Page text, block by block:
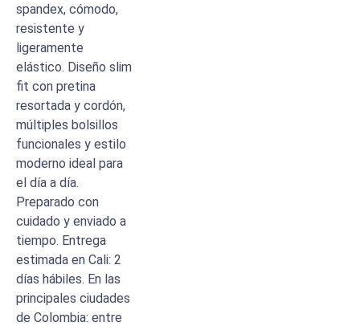
spandex, cómodo,
resistente y
ligeramente
elástico. Diseño slim
fit con pretina
resortada y cordón,
múltiples bolsillos
funcionales y estilo
moderno ideal para
el día a día.
Preparado con
cuidado y enviado a
tiempo. Entrega
estimada en Cali: 2
días hábiles. En las
principales ciudades
de Colombia: entre